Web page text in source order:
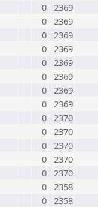
0 2369
0 2369
0 2369
0 2369
0 2369
0 2369
0 2369
0 2369
0 2370
0 2370
0 2370
0 2370
0 2370
0 2358
0 2358